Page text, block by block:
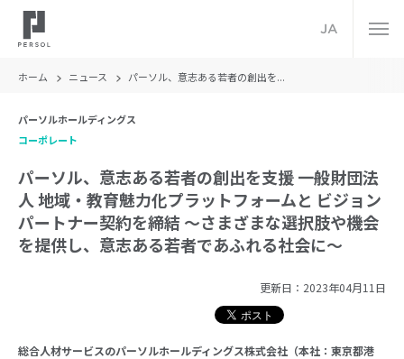
JA
ホーム ニュース パーソル、意志ある若者の創出を...
パーソルホールディングス
コーポレート
パーソル、意志ある若者の創出を支援 一般財団法
人 地域・教育魅力化プラットフォームと ビジョン
パートナー契約を締結 ～さまざまな選択肢や機会
を提供し、意志ある若者であふれる社会に～
更新日： 2023年04月11日
総合人材サービスのパーソルホールディングス株式会社（本社：東京都港